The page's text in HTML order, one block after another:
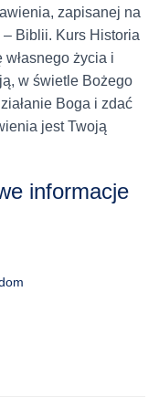
zapisanej na
Biblii. Kurs Historia
życia i
w świetle Bożego
Boga i zdać
jest Twoją
informacje